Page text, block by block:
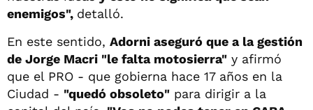
enemigos", detalló.
En este sentido, Adorni aseguró que a la gestión
de Jorge Macri "le falta motosierra" y afirmó
que el PRO - que gobierna hace 17 años en la
Ciudad - "quedó obsoleto" para dirigir a la